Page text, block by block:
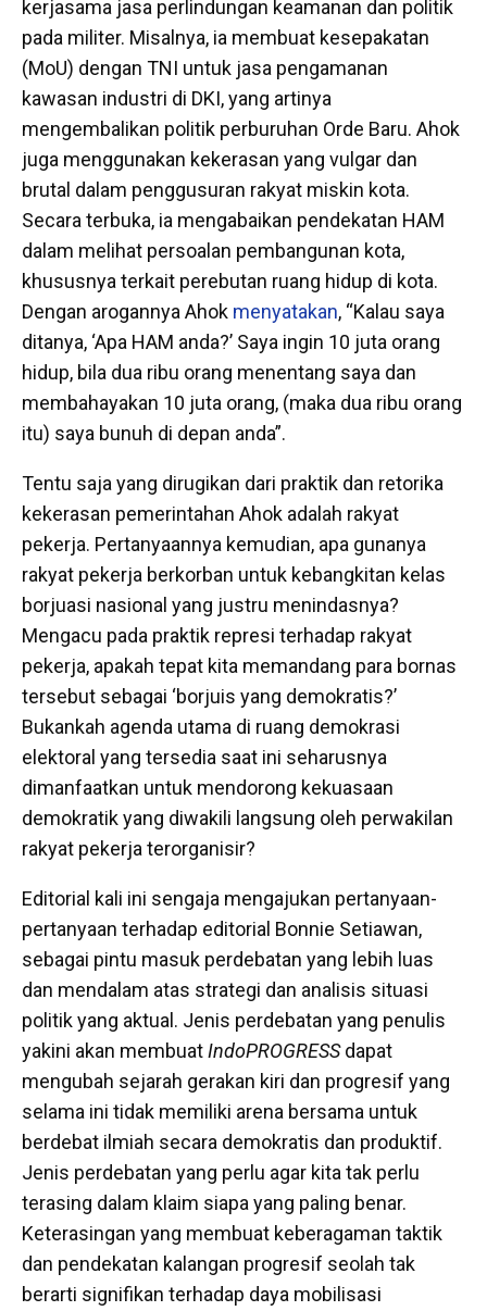
kerjasama jasa perlindungan keamanan dan politik
pada militer. Misalnya, ia membuat kesepakatan
(MoU) dengan TNI untuk jasa pengamanan
kawasan industri di DKI, yang artinya
mengembalikan politik perburuhan Orde Baru. Ahok
juga menggunakan kekerasan yang vulgar dan
brutal dalam penggusuran rakyat miskin kota.
Secara terbuka, ia mengabaikan pendekatan HAM
dalam melihat persoalan pembangunan kota,
khususnya terkait perebutan ruang hidup di kota.
Dengan arogannya Ahok menyatakan, “Kalau saya
ditanya, ‘Apa HAM anda?’ Saya ingin 10 juta orang
hidup, bila dua ribu orang menentang saya dan
membahayakan 10 juta orang, (maka dua ribu orang
itu) saya bunuh di depan anda”.
Tentu saja yang dirugikan dari praktik dan retorika
kekerasan pemerintahan Ahok adalah rakyat
pekerja. Pertanyaannya kemudian, apa gunanya
rakyat pekerja berkorban untuk kebangkitan kelas
borjuasi nasional yang justru menindasnya?
Mengacu pada praktik represi terhadap rakyat
pekerja, apakah tepat kita memandang para bornas
tersebut sebagai ‘borjuis yang demokratis?’
Bukankah agenda utama di ruang demokrasi
elektoral yang tersedia saat ini seharusnya
dimanfaatkan untuk mendorong kekuasaan
demokratik yang diwakili langsung oleh perwakilan
rakyat pekerja terorganisir?
Editorial kali ini sengaja mengajukan pertanyaan-
pertanyaan terhadap editorial Bonnie Setiawan,
sebagai pintu masuk perdebatan yang lebih luas
dan mendalam atas strategi dan analisis situasi
politik yang aktual. Jenis perdebatan yang penulis
yakini akan membuatIndoPROGRESSdapat
mengubah sejarah gerakan kiri dan progresif yang
selama ini tidak memiliki arena bersama untuk
berdebat ilmiah secara demokratis dan produktif.
Jenis perdebatan yang perlu agar kita tak perlu
terasing dalam klaim siapa yang paling benar.
Keterasingan yang membuat keberagaman taktik
dan pendekatan kalangan progresif seolah tak
berarti signifikan terhadap daya mobilisasi